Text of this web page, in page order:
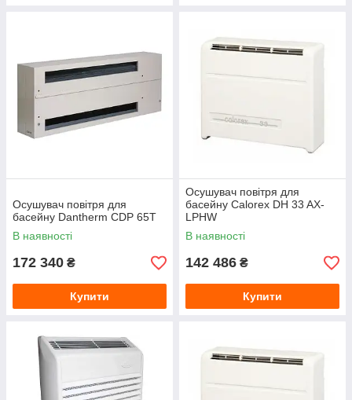
Осушувач повітря для
басейну Dantherm CDP 65T
В наявності
172 340 ₴
Купити
Осушувач повітря для
басейну Calorex DH 33 AX-
LPHW
В наявності
142 486 ₴
Купити